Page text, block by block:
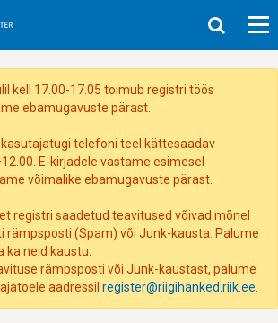
kell 17.00-17.05 toimub registri töös
ebamugavuste pärast.
telefoni teel kättesaadav
E-kirjadele vastame esimesel
võimalike ebamugavuste pärast.
registri saadetud teavitused võivad mõnel
rämpsposti (Spam) või Junk-kausta. Palume
ka neid kaustu.
rämpsposti või Junk-kaustast, palume
aadressil register@riigihanked.riik.ee